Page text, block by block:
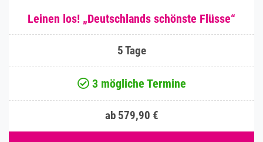
Leinen los! „Deutschlands schönste Flüsse“
5 Tage
3 mögliche Termine
ab 579,90 €